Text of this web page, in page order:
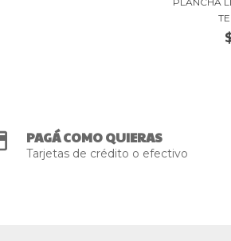
PAGÁ COMO QUIERAS
Tarjetas de crédito o efectivo